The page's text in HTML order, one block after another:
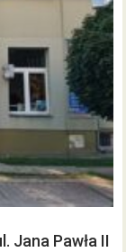
Jana Pawła II